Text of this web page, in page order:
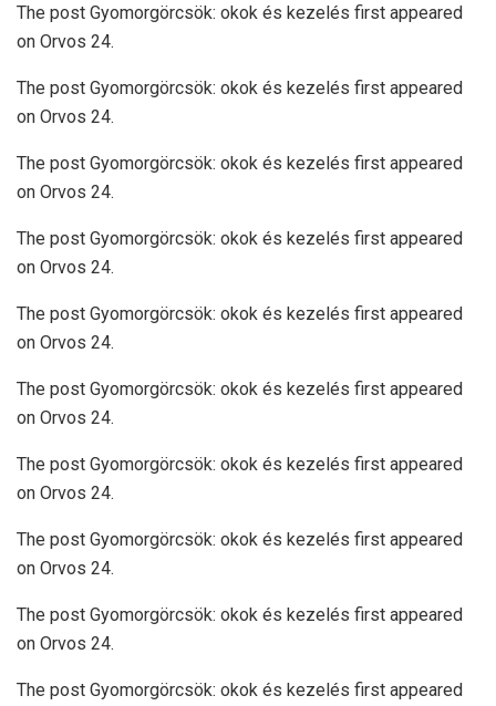
The post Gyomorgörcsök: okok és kezelés first appeared
on Orvos 24.
The post Gyomorgörcsök: okok és kezelés first appeared
on Orvos 24.
The post Gyomorgörcsök: okok és kezelés first appeared
on Orvos 24.
The post Gyomorgörcsök: okok és kezelés first appeared
on Orvos 24.
The post Gyomorgörcsök: okok és kezelés first appeared
on Orvos 24.
The post Gyomorgörcsök: okok és kezelés first appeared
on Orvos 24.
The post Gyomorgörcsök: okok és kezelés first appeared
on Orvos 24.
The post Gyomorgörcsök: okok és kezelés first appeared
on Orvos 24.
The post Gyomorgörcsök: okok és kezelés first appeared
on Orvos 24.
The post Gyomorgörcsök: okok és kezelés first appeared